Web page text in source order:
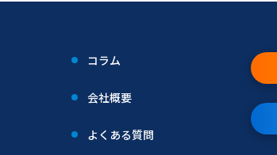
コラム
会社概要
よくある質問